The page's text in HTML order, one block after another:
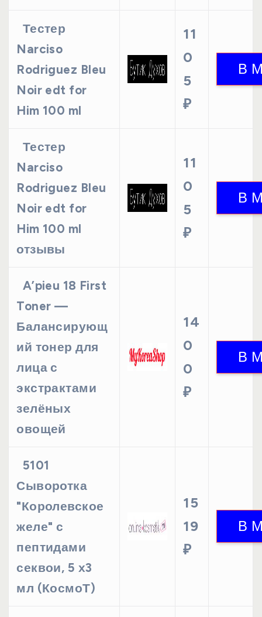
Тестер
Narciso
Rodriguez Bleu
Noir edt for
Him 100 ml
11
0
5
₽
Тестер
Narciso
Rodriguez Bleu
Noir edt for
Him 100 ml
отзывы
11
0
5
₽
A’pieu 18 First
Toner —
Балансирующ
ий тонер для
лица с
экстрактами
зелёных
овощей
14
0
0
₽
5101
Сыворотка
"Королевское
желе" с
пептидами
секвои, 5 х3
мл (КосмоТ)
15
19
₽